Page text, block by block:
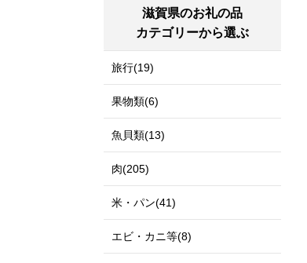
滋賀県のお礼の品
カテゴリーから選ぶ
旅行(19)
果物類(6)
魚貝類(13)
肉(205)
米・パン(41)
エビ・カニ等(8)